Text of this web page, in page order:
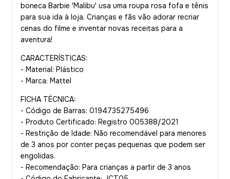
boneca Barbie 'Malibu' usa uma roupa rosa fofa e tênis
para sua ida à loja. Crianças e fãs vão adorar recriar
cenas do filme e inventar novas receitas para a
aventura!
CARACTERÍSTICAS:
- Material: Plástico
- Marca: Mattel
FICHA TÉCNICA:
- Código de Barras: 0194735275496
- Produto Certificado: Registro 005388/2021
- Restrição de Idade: Não recomendável para menores
de 3 anos por conter peças pequenas que podem ser
engolidas.
- Recomendação: Para crianças a partir de 3 anos